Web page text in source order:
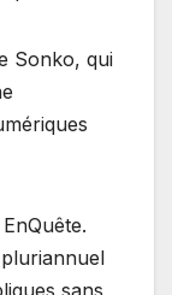
Sonko, qui
EnQuête.
pluriannuel